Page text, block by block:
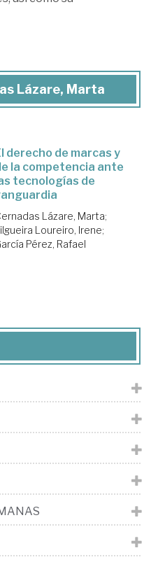
Lázare, Marta
derecho de marcas y
la competencia ante
tecnologías de
Lázare, Marta;
Loureiro, Irene;
Pérez, Rafael